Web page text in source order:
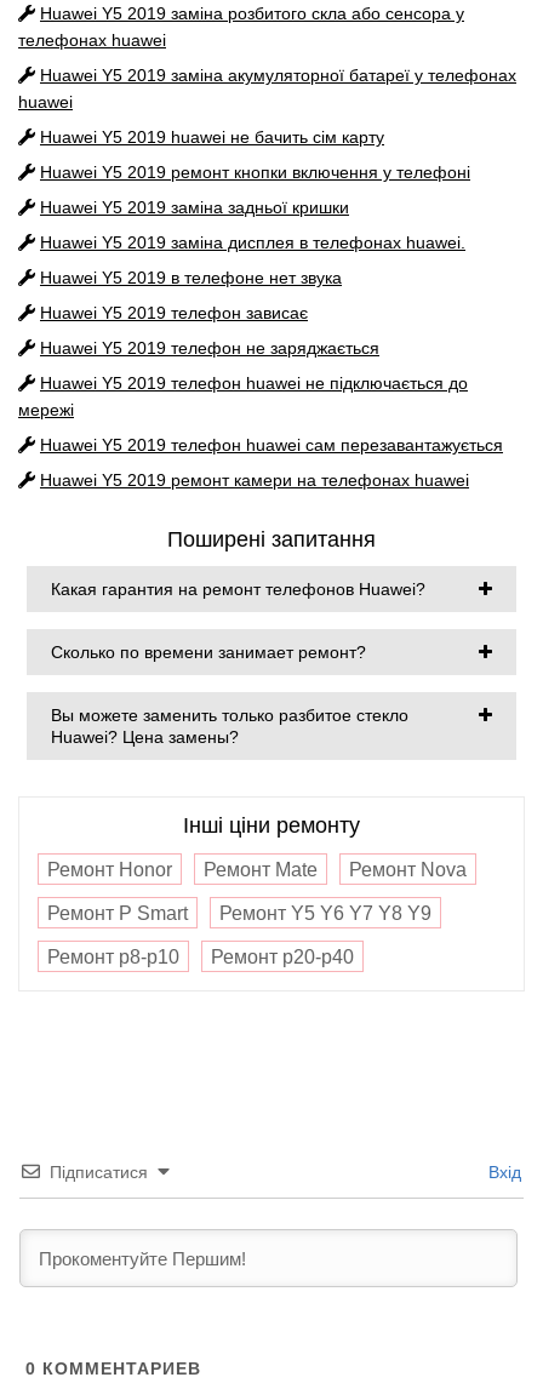
Huawei Y5 2019 заміна розбитого скла або сенсора у
телефонах huawei
Huawei Y5 2019 заміна акумуляторної батареї у телефонах
huawei
Huawei Y5 2019 huawei не бачить сім карту
Huawei Y5 2019 ремонт кнопки включення у телефоні
Huawei Y5 2019 заміна задньої кришки
Huawei Y5 2019 заміна дисплея в телефонах huawei.
Huawei Y5 2019 в телефоне нет звука
Huawei Y5 2019 телефон зависає
Huawei Y5 2019 телефон не заряджається
Huawei Y5 2019 телефон huawei не підключається до
мережі
Huawei Y5 2019 телефон huawei сам перезавантажується
Huawei Y5 2019 ремонт камери на телефонах huawei
Поширені запитання
Какая гарантия на ремонт телефонов Huawei?
Сколько по времени занимает ремонт?
Вы можете заменить только разбитое стекло
Huawei? Цена замены?
Інші ціни ремонту
Ремонт Honor Ремонт Mate Ремонт Nova
Ремонт P Smart Ремонт Y5 Y6 Y7 Y8 Y9
Ремонт p8-p10 Ремонт p20-p40
Підписатися Вхід
0 КОММЕНТАРИЕВ